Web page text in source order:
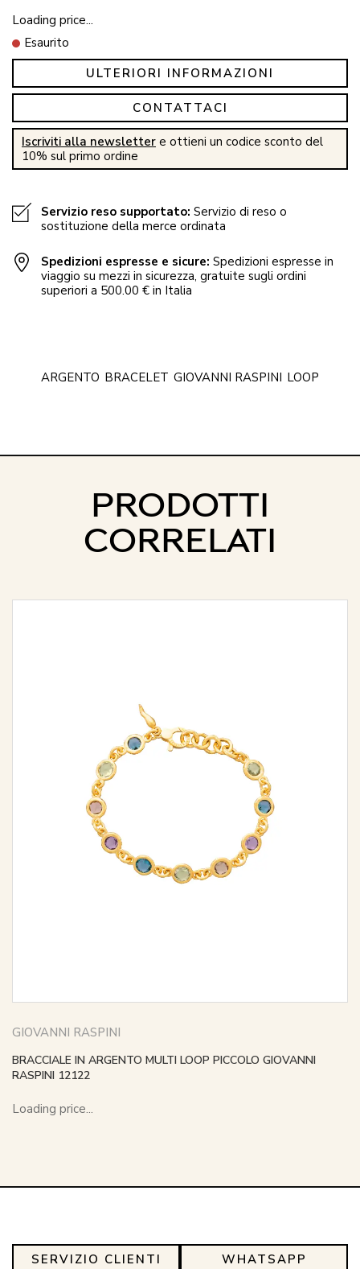
Loading price...
Esaurito
ULTERIORI INFORMAZIONI
CONTATTACI
Iscriviti alla newsletter e ottieni un codice sconto del
10% sul primo ordine
Servizio reso supportato: Servizio di reso o
sostituzione della merce ordinata
Spedizioni espresse e sicure: Spedizioni espresse in
viaggio su mezzi in sicurezza, gratuite sugli ordini
superiori a 500.00 € in Italia
ARGENTO BRACELET GIOVANNI RASPINI LOOP
PRODOTTI
CORRELATI
GIOVANNI RASPINI
BRACCIALE IN ARGENTO MULTI LOOP PICCOLO GIOVANNI
RASPINI 12122
Loading price...
SERVIZIO CLIENTI
WHATSAPP